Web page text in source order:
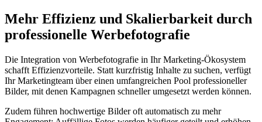
Mehr Effizienz und Skalierbarkeit durch
professionelle Werbefotografie
Die Integration von Werbefotografie in Ihr Marketing-Ökosystem
schafft Effizienzvorteile. Statt kurzfristig Inhalte zu suchen, verfügt
Ihr Marketingteam über einen umfangreichen Pool professioneller
Bilder, mit denen Kampagnen schneller umgesetzt werden können.
Zudem führen hochwertige Bilder oft automatisch zu mehr